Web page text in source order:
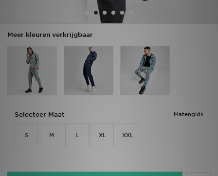
Meer kleuren verkrijgbaar
Matengids
Selecteer Maat
S M L XL XXL